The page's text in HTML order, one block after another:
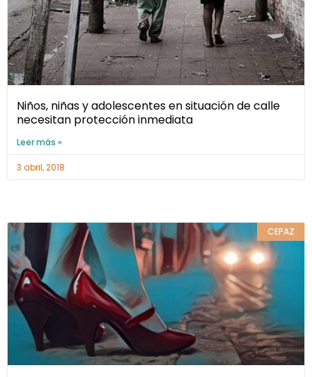
Niños, niñas y adolescentes en situación de calle
necesitan protección inmediata
Leer más »
3 abril, 2018
CEPAZ